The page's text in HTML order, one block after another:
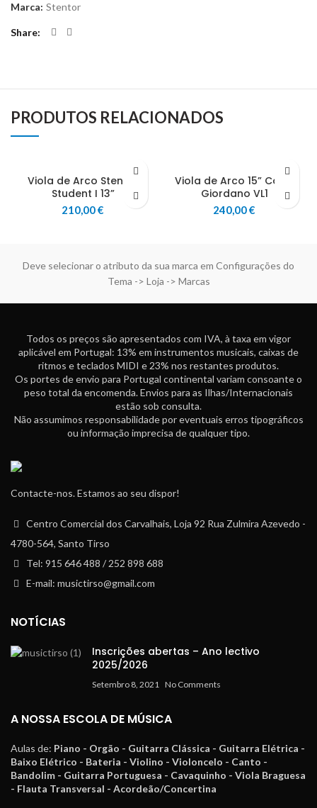
Marca: Stentor
Share
PRODUTOS RELACIONADOS
Viola de Arco Stentor
Student I 13”
210,00€
Viola de Arco 15” Carlo
Giordano VL1
240,00€
Deve selecionar o atributo da sua marca em Configurações do
Tema -> Loja -> Marcas
Todos os preços são apresentados com IVA, à taxa em vigor
aplicável em Portugal: 13% em instrumentos musicais, caixas de
ritmos e teclados MIDI e 23% nos restantes produtos.
Os portes de envio para Portugal continental variam consoante o
peso total da encomenda. Envios para as Ilhas/Internacionais
estão sob consulta.
Não assumimos responsabilidade por eventuais erros tipográficos
ou informação imprecisa de qualquer tipo.
Contacte-nos. Estamos ao seu dispor!
Centro Comercial dos Carvalhais, Loja 92 Rua Zulmira Azevedo -
4780-564, Santo Tirso
Tel: 915 646 488 / 252 898 688
E-mail: musictirso@gmail.com
NOTÍCIAS
Inscrições abertas – Ano lectivo
2025/2026
Setembro 8, 2021 No Comments
A NOSSA ESCOLA DE MÚSICA
Aulas de: Piano - Orgão - Guitarra Clássica - Guitarra Elétrica -
Baixo Elétrico - Bateria - Violino - Violoncelo - Canto -
Bandolim - Guitarra Portuguesa - Cavaquinho - Viola Braguesa
- Flauta Transversal - Acordeão/Concertina